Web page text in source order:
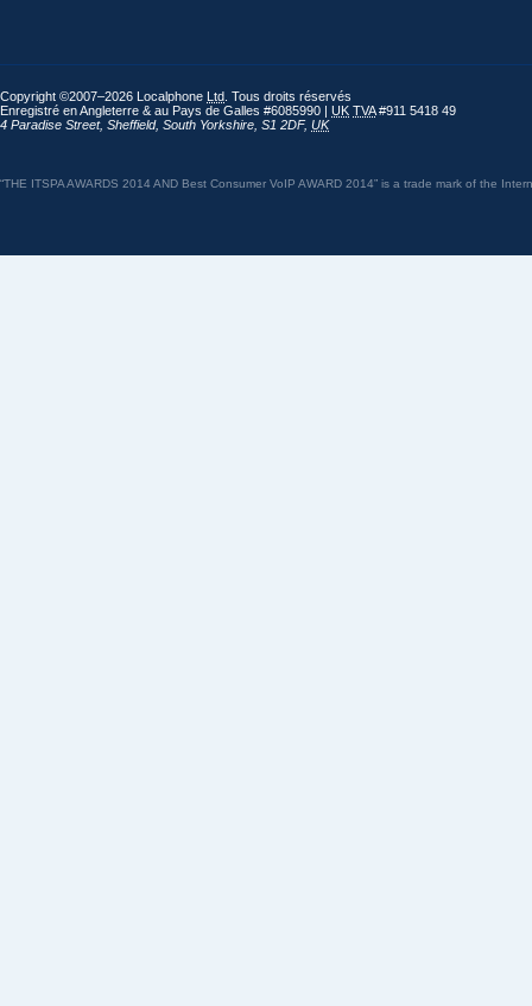
Copyright ©2007–2026 Localphone Ltd . Tous droits réservés
Enregistré en Angleterre & au Pays de Galles #6085990 | UK TVA#911 5418 49
4 Paradise Street, Sheffield, South Yorkshire S1 2DF, UK
“THE ITSPA AWARDS 2014 AND Best Consumer VoIP AWARD 2014” is a trade mark of the